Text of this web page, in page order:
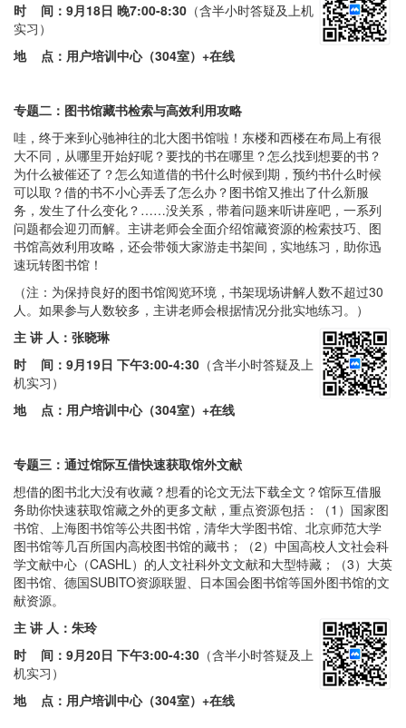
时 间： 9月18日 晚7:00-8:30 （含半小时答疑及上机
实习）
地 点： 用户培训中心（304室）+在线
专题二：图书馆藏书检索与高效利用攻略
哇，终于来到心驰神往的北大图书馆啦！东楼和西楼在布局上有很
大不同，从哪里开始好呢？要找的书在哪里？怎么找到想要的书？
为什么被催还了？怎么知道借的书什么时候到期，预约书什么时候
可以取？借的书不小心弄丢了怎么办？图书馆又推出了什么新服
务，发生了什么变化？……没关系，带着问题来听讲座吧，一系列
问题都会迎刃而解。主讲老师会全面介绍馆藏资源的检索技巧、图
书馆高效利用攻略，还会带领大家游走书架间，实地练习，助你迅
速玩转图书馆！
（注：为保持良好的图书馆阅览环境，书架现场讲解人数不超过30
人。如果参与人数较多，主讲老师会根据情况分批实地练习。）
主 讲 人：张晓琳
时 间： 9月19日 下午3:00-4:30 （含半小时答疑及上
机实习）
地 点： 用户培训中心（304室） +在线
专题三：通过馆际互借快速获取馆外文献
想借的图书北大没有收藏？想看的论文无法下载全文？馆际互借服
务助你快速获取馆藏之外的更多文献，重点资源包括：（1）国家图
书馆、上海图书馆等公共图书馆，清华大学图书馆、北京师范大学
图书馆等几百所国内高校图书馆的藏书；（2）中国高校人文社会科
学文献中心（CASHL）的人文社科外文文献和大型特藏；（3）大英
图书馆、德国SUBITO资源联盟、日本国会图书馆等国外图书馆的文
献资源。
主 讲 人：朱玲
时 间： 9月20日 下午3:00-4:30 （含半小时答疑及上
机实习）
地 点： 用户培训中心（304室） +在线